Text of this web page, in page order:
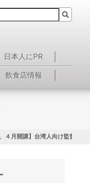
日本人にPR
飲食店情報
４月開講】台湾人向け監督者研修